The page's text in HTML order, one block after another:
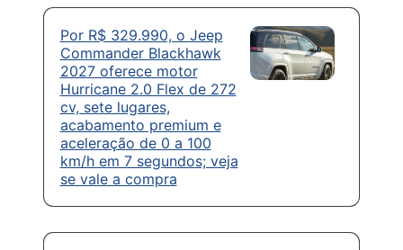
Por R$ 329.990, o Jeep
Commander Blackhawk
2027 oferece motor
Hurricane 2.0 Flex de 272
cv, sete lugares,
acabamento premium e
aceleração de 0 a 100
km/h em 7 segundos; veja
se vale a compra